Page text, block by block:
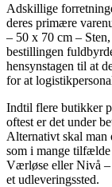
Adskillige
deres primære
– 50 x 70 cm –
bestillingen
hensynstagen til at
for at
Indtil flere butikker
oftest er det under
Alternativt skal man
som i mange
Værløse eller Nivå –
et udleveringssted.